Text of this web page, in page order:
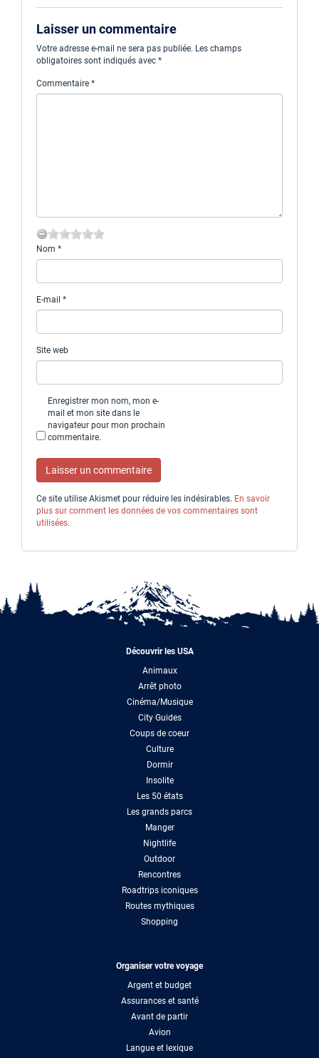
Laisser un commentaire
Votre adresse e-mail ne sera pas publiée. Les champs
obligatoires sont indiqués avec *
Commentaire *
Nom *
E-mail *
Site web
Enregistrer mon nom, mon e-
mail et mon site dans le
navigateur pour mon prochain
commentaire.
Ce site utilise Akismet pour réduire les indésirables. En savoir
plus sur comment les données de vos commentaires sont
utilisées.
Découvrir les USA
Animaux
Arrêt photo
Cinéma/Musique
City Guides
Coups de coeur
Culture
Dormir
Insolite
Les 50 états
Les grands parcs
Manger
Nightlife
Outdoor
Rencontres
Roadtrips iconiques
Routes mythiques
Shopping
Organiser votre voyage
Argent et budget
Assurances et santé
Avant de partir
Avion
Langue et lexique